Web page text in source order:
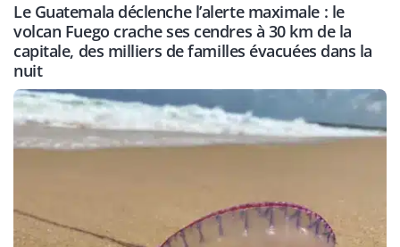
Le Guatemala déclenche l’alerte maximale : le
volcan Fuego crache ses cendres à 30 km de la
capitale, des milliers de familles évacuées dans la
nuit